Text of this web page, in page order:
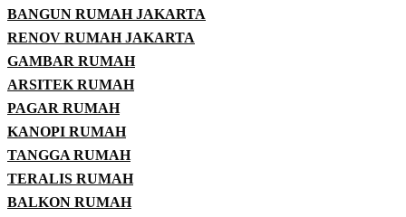
BANGUN RUMAH JAKARTA
RENOV RUMAH JAKARTA
GAMBAR RUMAH
ARSITEK RUMAH
PAGAR RUMAH
KANOPI RUMAH
TANGGA RUMAH
TERALIS RUMAH
BALKON RUMAH